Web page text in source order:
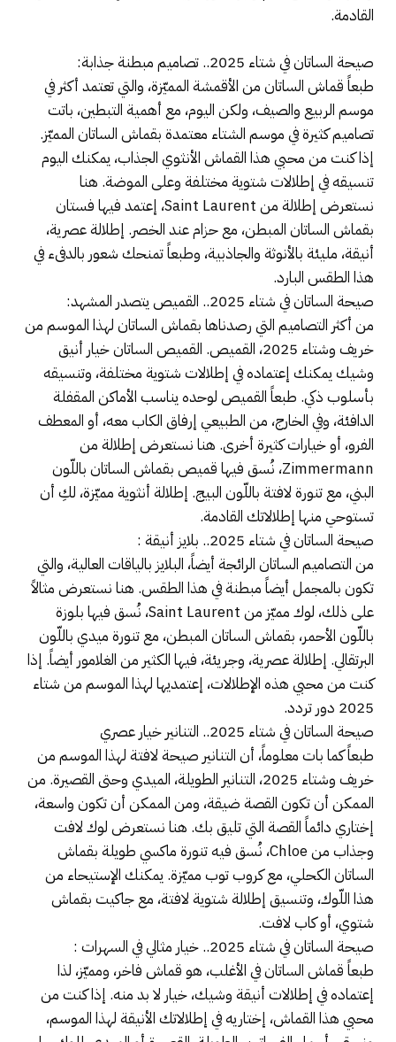
القادمة.
صيحة الساتان في شتاء 2025.. تصاميم مبطنة جذابة:
طبعاً قماش الساتان من الأقمشة المميّزة، والتي تعتمد أكثر في
موسم الربيع والصيف، ولكن اليوم، مع أهمية التبطين، باتت
تصاميم كثيرة في موسم الشتاء معتمدة بقماش الساتان المميّز.
إذا كنت من محبي هذا القماش الأنثوي الجذاب، يمكنك اليوم
تنسيقه في إطلالات شتوية مختلفة وعلى الموضة. هنا
نستعرض إطلالة من Saint Laurent، إعتمد فيها فستان
بقماش الساتان المبطن، مع حزام عند الخصر. إطلالة عصرية،
أنيقة، مليئة بالأنوثة والجاذبية، وطبعاً تمنحك شعور بالدفىء في
هذا الطقس البارد.
صيحة الساتان في شتاء 2025.. القميص يتصدر المشهد:
من أكثر التصاميم التي رصدناها بقماش الساتان لهذا الموسم من
خريف وشتاء 2025، القميص. القميص الساتان خيار أنيق
وشيك يمكنك إعتماده في إطلالات شتوية مختلفة، وتنسيقه
بأسلوب ذكي. طبعاً القميص لوحده يناسب الأماكن المقفلة
الدافئة، وفي الخارج، من الطبيعي إرفاق الكاب معه، أو المعطف
الفرو، أو خيارات كثيرة أخرى. هنا نستعرض إطلالة من
Zimmermann، نُسق فيها قميص بقماش الساتان باللّون
البني، مع تنورة لافتة باللّون البيج. إطلالة أنثوية مميّزة، لكِ أن
تستوحي منها إطلالاتك القادمة.
صيحة الساتان في شتاء 2025.. بلايز أنيقة :
من التصاميم الساتان الرائجة أيضاً، البلايز بالياقات العالية، والتي
تكون بالمجمل أيضاً مبطنة في هذا الطقس. هنا نستعرض مثالاً
على ذلك، لوك مميّز من Saint Laurent، نُسق فيها بلوزة
باللّون الأحمر، بقماش الساتان المبطن، مع تنورة ميدي باللّون
البرتقالي. إطلالة عصرية، وجريئة، فيها الكثير من الغلامور أيضاً. إذا
كنت من محبي هذه الإطلالات، إعتمديها لهذا الموسم من شتاء
2025 دور تردد.
صيحة الساتان في شتاء 2025.. التنانير خيار عصري
طبعاً كما بات معلوماً، أن التنانير صيحة لافتة لهذا الموسم من
خريف وشتاء 2025، التنانير الطويلة، الميدي وحتى القصيرة. من
الممكن أن تكون القصة ضيقة، ومن الممكن أن تكون واسعة،
إختاري دائماً القصة التي تليق بك. هنا نستعرض لوك لافت
وجذاب من Chloe، نُسق فيه تنورة ماكسي طويلة بقماش
الساتان الكحلي، مع كروب توب مميّزة. يمكنك الإستيحاء من
هذا اللّوك، وتنسيق إطلالة شتوية لافتة، مع جاكيت بقماش
شتوي، أو كاب لافت.
صيحة الساتان في شتاء 2025.. خيار مثالي في السهرات :
طبعاً قماش الساتان في الأغلب، هو قماش فاخر، ومميّز، لذا
إعتماده في إطلالات أنيقة وشيك، خيار لا بد منه. إذا كنت من
محبي هذا القماش، إختاريه في إطلالاتك الأنيقة لهذا الموسم،